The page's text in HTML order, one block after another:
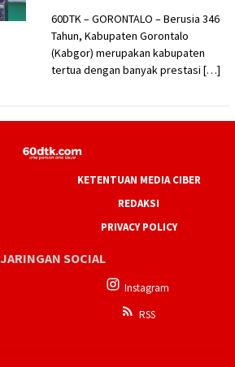
60DTK – GORONTALO – Berusia 346
Tahun, Kabupaten Gorontalo
(Kabgor) merupakan kabupaten
tertua dengan banyak prestasi […]
KETENTUAN MEDIA CIBER
REDAKSI
PRIVACY POLICY
JARINGAN SOCIAL
Instagram
RSS